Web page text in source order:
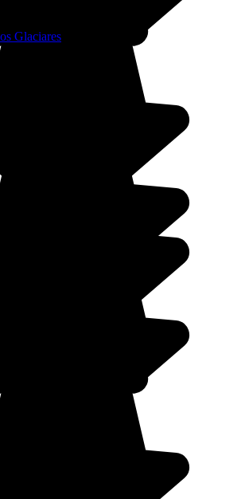
Glaciares
piensan de su estancia